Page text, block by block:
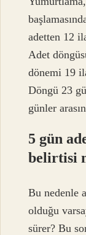
adetten 12
Adet
dönemi 19
Döngü 23
günler
5 gün
belirtisi
Bu nedenle
olduğu
sürer? Bu